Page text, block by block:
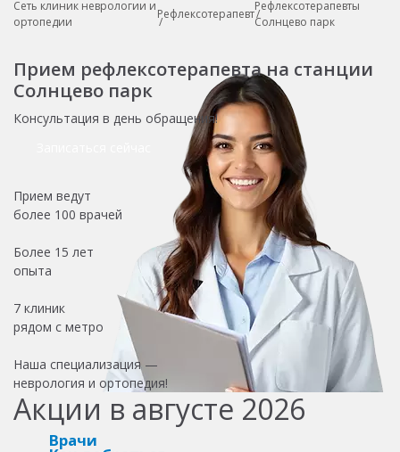
Сеть клиник неврологии и
ортопедии
Рефлексотерапевт
Рефлексотерапевты
Солнцево парк
Прием рефлексотерапевта на станции
Солнцево парк
Консультация в день обращения!
Прием ведут
более 100 врачей
Более 15 лет
опыта
7 клиник
рядом с метро
Наша специализация —
неврология и ортопедия!
Акции в августе 2026
Врачи